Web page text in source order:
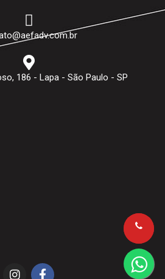
186 - Lapa - São Paulo - SP